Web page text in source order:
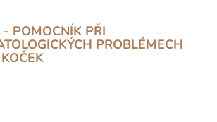
- POMOCNÍK PŘI
PROBLÉMECH